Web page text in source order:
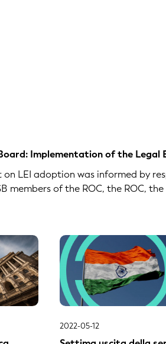
Implementation of the
on LEI adoption was informed by
members of the ROC, the ROC,
2022-05-12